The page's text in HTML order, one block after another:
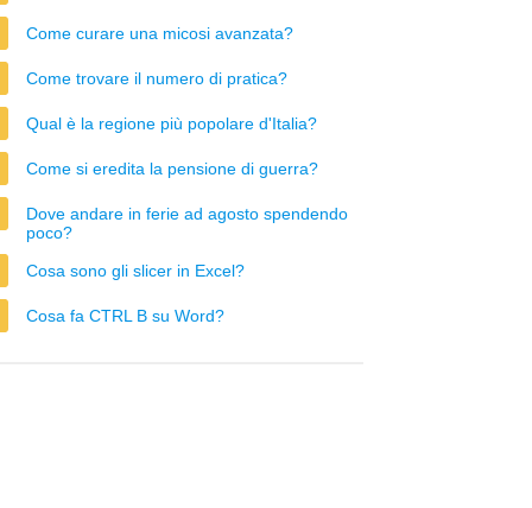
Come curare una micosi avanzata?
Come trovare il numero di pratica?
Qual è la regione più popolare d'Italia?
Come si eredita la pensione di guerra?
Dove andare in ferie ad agosto spendendo
poco?
Cosa sono gli slicer in Excel?
Cosa fa CTRL B su Word?